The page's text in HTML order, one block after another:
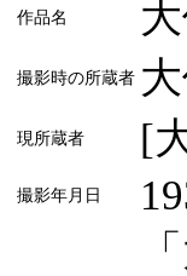
作品名
撮影時の所蔵者
現所蔵者 [
撮影年月日